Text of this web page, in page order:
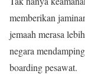
memberikan
jemaah merasa
negara
boarding pesawat.